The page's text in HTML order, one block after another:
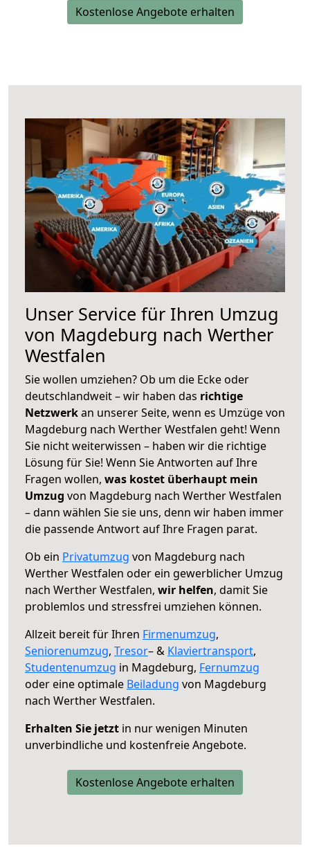
Kostenlose Angebote erhalten
Unser Service für Ihren Umzug
von Magdeburg nach Werther
Westfalen
Sie wollen umziehen? Ob um die Ecke oder
deutschlandweit – wir haben das richtige
Netzwerkan unserer Seite, wenn es Umzüge von
Magdeburg nach Werther Westfalen geht! Wenn
Sie nicht weiterwissen – haben wir die richtige
Lösung für Sie! Wenn Sie Antworten auf Ihre
Fragen wollen, was kostet überhaupt mein
Umzug von Magdeburg nach Werther Westfalen
– dann wählen Sie sie uns, denn wir haben immer
die passende Antwort auf Ihre Fragen parat.
Ob ein Privatumzug von Magdeburg nach
Werther Westfalen oder ein gewerblicher Umzug
nach Werther Westfalen, wir helfen, damit Sie
problemlos und stressfrei umziehen können.
Allzeit bereit für Ihren Firmenumzug,
Seniorenumzug, Tresor– & Klaviertransport,
Studentenumzug in Magdeburg, Fernumzug
oder eine optimale Beiladung von Magdeburg
nach Werther Westfalen.
Erhalten Sie jetzt in nur wenigen Minuten
unverbindliche und kostenfreie Angebote.
Kostenlose Angebote erhalten